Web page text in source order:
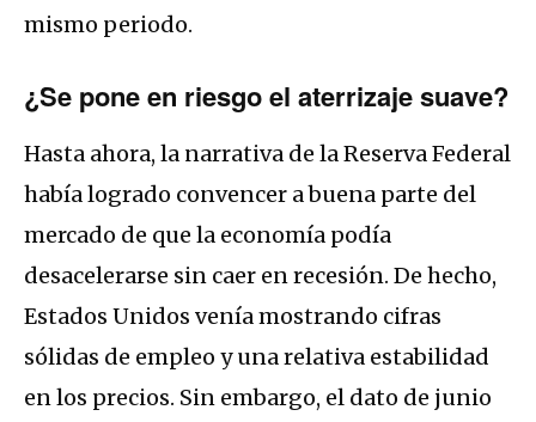
mismo periodo.
¿Se pone en riesgo el aterrizaje suave?
Hasta ahora, la narrativa de la Reserva Federal
había logrado convencer a buena parte del
mercado de que la economía podía
desacelerarse sin caer en recesión. De hecho,
Estados Unidos venía mostrando cifras
sólidas de empleo y una relativa estabilidad
en los precios. Sin embargo, el dato de junio